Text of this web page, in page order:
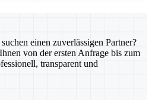
einen zuverlässigen Partner?
von der ersten Anfrage bis zum
transparent und